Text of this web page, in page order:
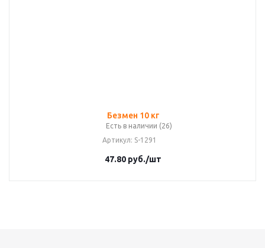
Безмен 10 кг
Есть в наличии (26)
Артикул: S-1291
47.80руб./шт